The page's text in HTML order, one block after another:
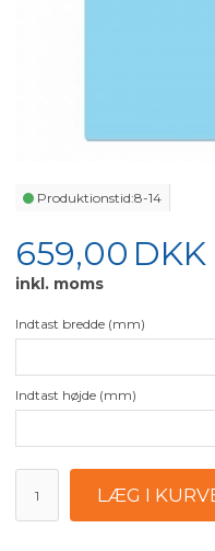
Produktionstid:8-14
659,00 DKK
inkl. moms
Indtast bredde (mm)
Indtast højde (mm)